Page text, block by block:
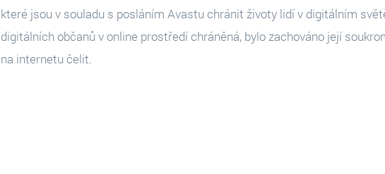
které jsou v souladu s posláním Avastu chránit životy lidí v digitálním
digitálních občanů v online prostředí chráněná, bylo zachováno její
na internetu čelit.